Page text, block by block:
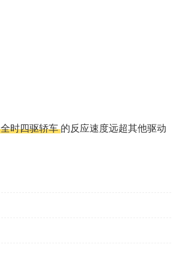
全时四驱轿车 的反应速度远超其他驱动